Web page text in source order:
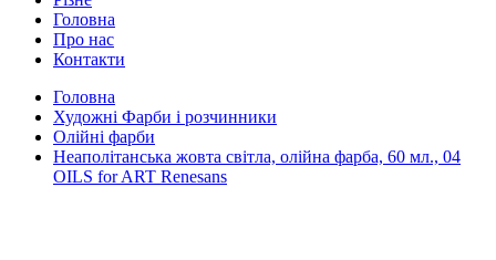
Головна
Про нас
Контакти
Головна
Художні Фарби і розчинники
Олійні фарби
Неаполітанська жовта світла, олійна фарба, 60 мл., 04
OILS for ART Renesans